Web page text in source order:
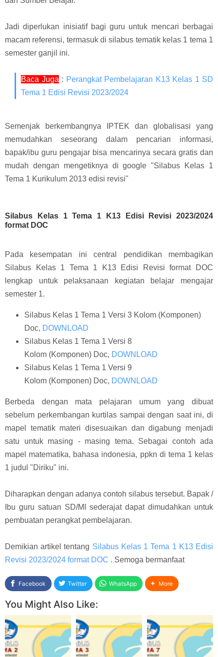
Jadi diperlukan inisiatif bagi guru untuk mencari berbagai
macam referensi, termasuk di silabus tematik kelas 1 tema 1
semester ganjil ini.
Baca Juga : Perangkat Pembelajaran K13 Kelas 1 SD
Tema 1 Edisi Revisi 2023/2024
Semenjak berkembangnya IPTEK dan globalisasi yang
memudahkan seseorang dalam pencarian informasi,
bapak/ibu guru pengajar bisa mencarinya secara gratis dan
mudah dengan mengetiknya di google "Silabus Kelas 1
Tema 1 Kurikulum 2013 edisi revisi"
Silabus Kelas 1 Tema 1 K13 Edisi Revisi 2023/2024
format DOC
Pada kesempatan ini central pendidikan membagikan
Silabus Kelas 1 Tema 1 K13 Edisi Revisi format DOC
lengkap untuk pelaksanaan kegiatan belajar mengajar
semester 1.
Silabus Kelas 1 Tema 1 Versi 3 Kolom (Komponen)
Doc, DOWNLOAD
Silabus Kelas 1 Tema 1 Versi 8
Kolom (Komponen) Doc, DOWNLOAD
Silabus Kelas 1 Tema 1 Versi 9
Kolom (Komponen) Doc, DOWNLOAD
Berbeda dengan mata pelajaran umum yang dibuat
sebelum perkembangan kurtilas sampai dengan saat ini, di
mapel tematik materi disesuaikan dan digabung menjadi
satu untuk masing - masing tema. Sebagai contoh ada
mapel matematika, bahasa indonesia, ppkn di tema 1 kelas
1 judul "Diriku" ini.
Diharapkan dengan adanya contoh silabus tersebut. Bapak /
Ibu guru satuan SD/MI sederajat dapat dimudahkan untuk
pembuatan perangkat pembelajaran.
Demikian artikel tentang Silabus Kelas 1 Tema 1 K13 Edisi
Revisi 2023/2024 format DOC . Semoga bermanfaat
Facebook Twitter WhatsApp More
You Might Also Like: